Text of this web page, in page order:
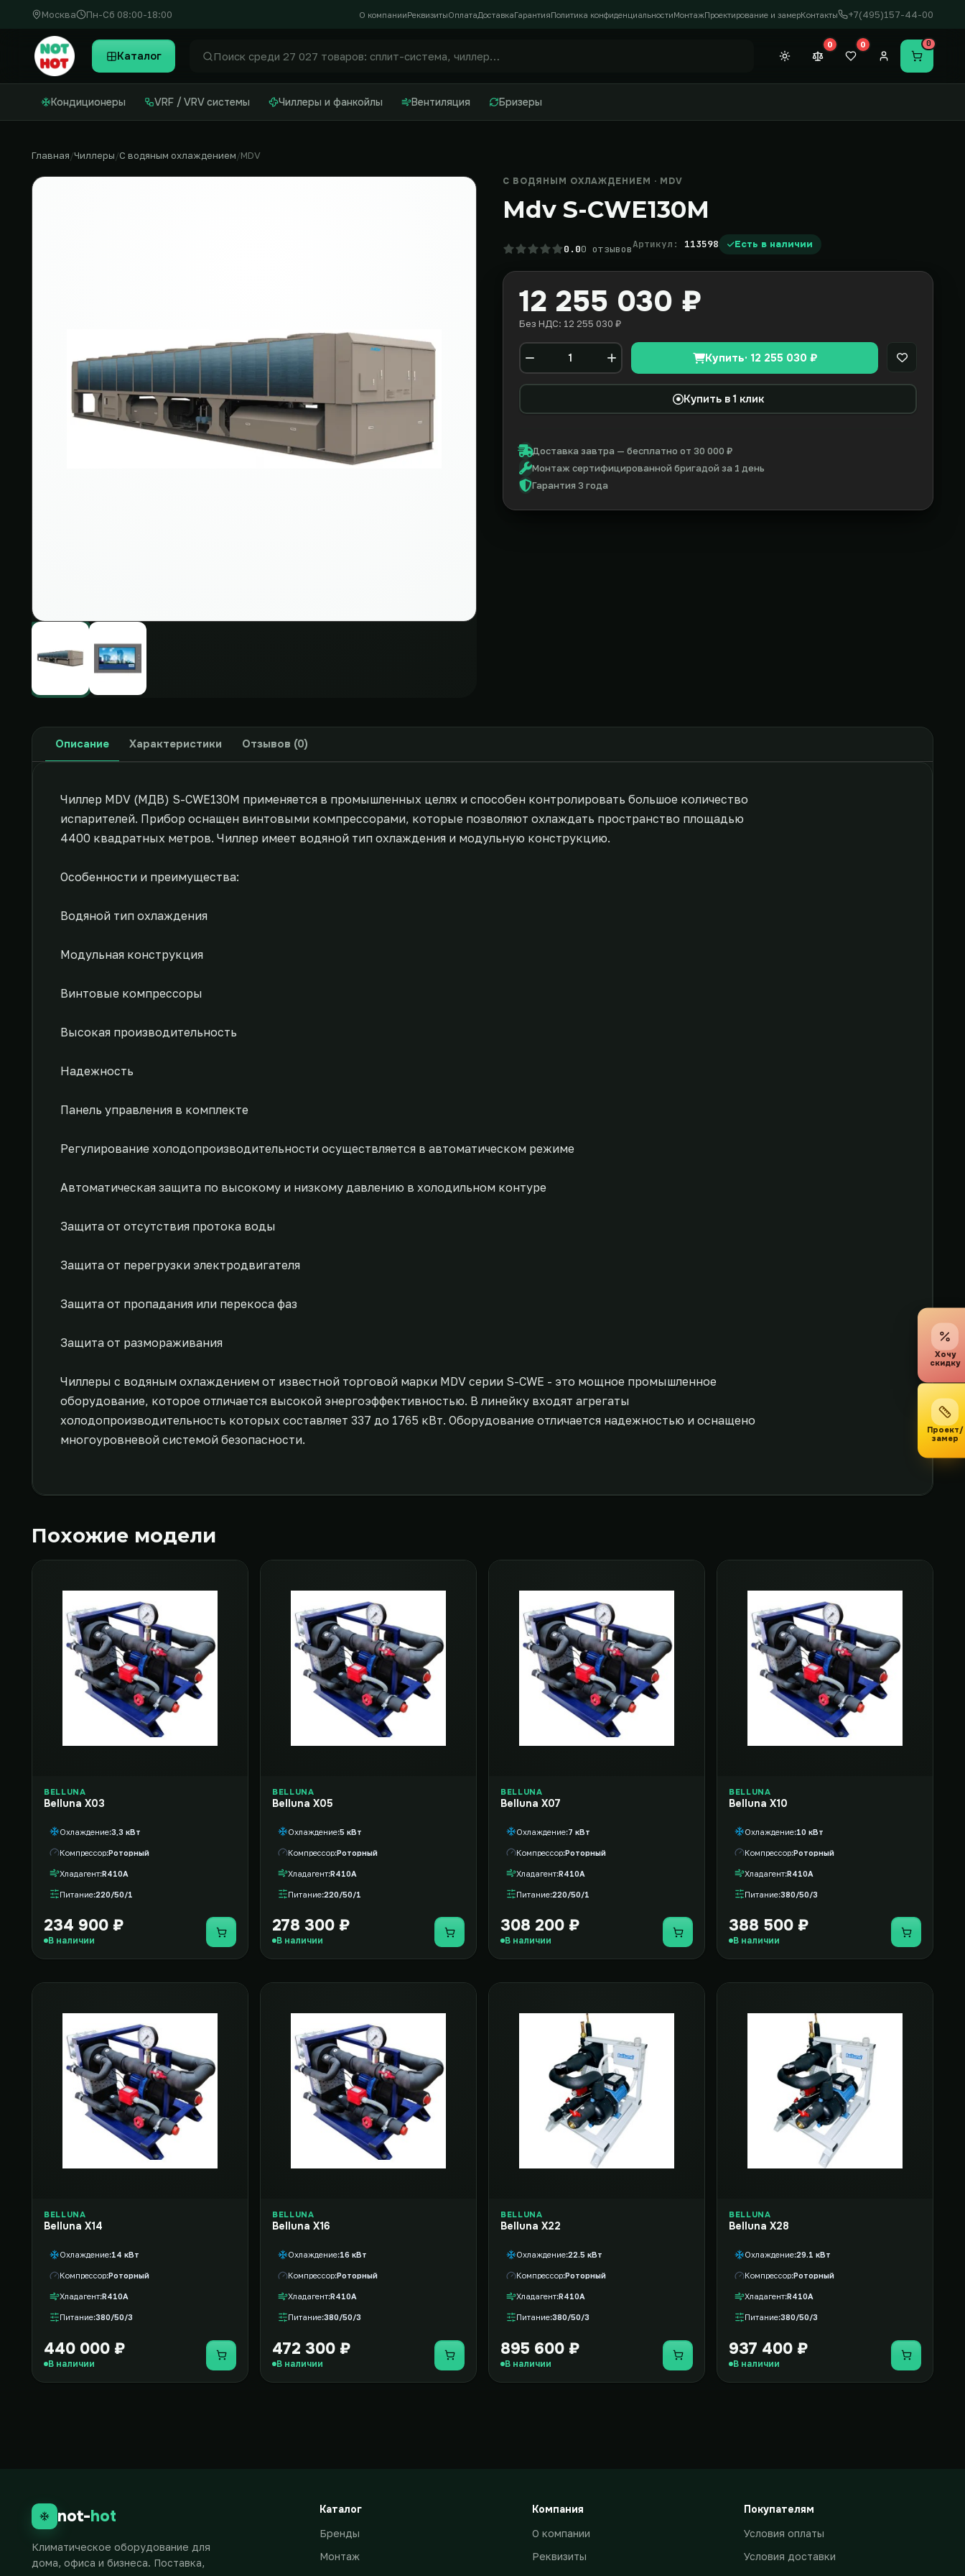
Москва Пн-Сб 08:00-18:00 О компанииРеквизитыОплатаДоставкаГарантияПолитика конфиденциальностиМонтажПроектирование и замерКонтакты +7(495)157-44-00
Каталог Найти Темная тема
0 0
Перейти
0
Кондиционеры VRF / VRV системы Чиллеры и фанкойлы Вентиляция Бризеры
Главная Чиллеры С водяным охлаждением MDV
С ВОДЯНЫМ ОХЛАЖДЕНИЕМ · MDV
Mdv S-CWE130M
0.00 отзывовАртикул: 113598 Есть в наличии
12 255 030 ₽
Без НДС: 12 255 030 ₽
Количество Купить· 12 255 030 ₽ В закладки
Купить в 1 клик
Доставка завтра — бесплатно от 30 000 ₽
Монтаж сертифицированной бригадой за 1 день
Гарантия 3 года
Описание Характеристики Отзывов (0)
Чиллер MDV (МДВ) S-CWE130M применяется в промышленных целях и способен контролировать большое количество
испарителей. Прибор оснащен винтовыми компрессорами, которые позволяют охлаждать пространство площадью
4400 квадратных метров. Чиллер имеет водяной тип охлаждения и модульную конструкцию.
Особенности и преимущества:
Водяной тип охлаждения
Модульная конструкция
Винтовые компрессоры
Высокая производительность
Надежность
Панель управления в комплекте
Регулирование холодопроизводительности осуществляется в автоматическом режиме
Автоматическая защита по высокому и низкому давлению в холодильном контуре
Защита от отсутствия протока воды
Защита от перегрузки электродвигателя
Защита от пропадания или перекоса фаз
Защита от размораживания
Чиллеры с водяным охлаждением от известной торговой марки MDV серии S-CWE - это мощное промышленное
оборудование, которое отличается высокой энергоэффективностью. В линейку входят агрегаты
холодопроизводительность которых составляет 337 до 1765 кВт. Оборудование отличается надежностью и оснащено
многоуровневой системой безопасности.
Похожие модели
BELLUNA
Belluna X03
Охлаждение 3,3 кВт
Компрессор Роторный
Хладагент R410A
Питание 220/50/1
234 900 ₽
В наличии Купить
BELLUNA
Belluna X05
Охлаждение 5 кВт
Компрессор Роторный
Хладагент R410A
Питание 220/50/1
278 300 ₽
В наличии Купить
BELLUNA
Belluna X07
Охлаждение 7 кВт
Компрессор Роторный
Хладагент R410A
Питание 220/50/1
308 200 ₽
В наличии Купить
BELLUNA
Belluna X10
Охлаждение 10 кВт
Компрессор Роторный
Хладагент R410A
Питание 380/50/3
388 500 ₽
В наличии Купить
BELLUNA
Belluna X14
Охлаждение 14 кВт
Компрессор Роторный
Хладагент R410A
Питание 380/50/3
440 000 ₽
В наличии Купить
BELLUNA
Belluna X16
Охлаждение 16 кВт
Компрессор Роторный
Хладагент R410A
Питание 380/50/3
472 300 ₽
В наличии Купить
BELLUNA
Belluna X22
Охлаждение 22.5 кВт
Компрессор Роторный
Хладагент R410A
Питание 380/50/3
895 600 ₽
В наличии Купить
BELLUNA
Belluna X28
Охлаждение 29.1 кВт
Компрессор Роторный
Хладагент R410A
Питание 380/50/3
937 400 ₽
В наличии Купить
not-hot
Климатическое оборудование для
дома, офиса и бизнеса. Поставка,
Каталог
Бренды
Монтаж
Компания
О компании
Реквизиты
Покупателям
Условия оплаты
Условия доставки
Хочу
скидку
Проект/
замер